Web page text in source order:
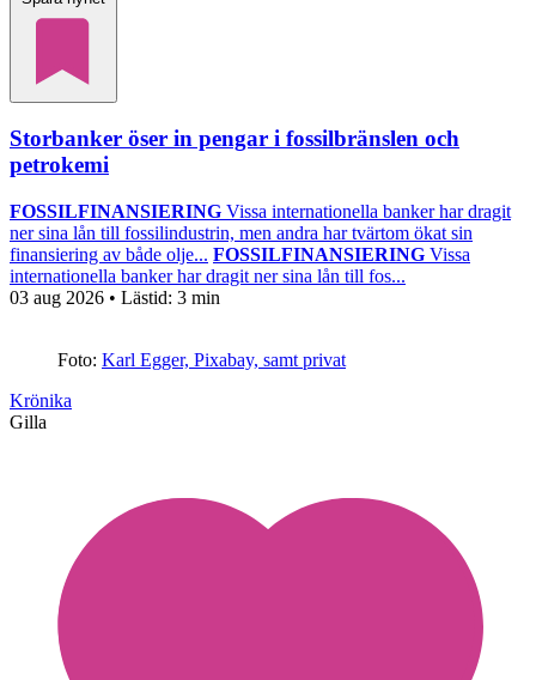
Storbanker öser in pengar i fossilbränslen och
petrokemi
FOSSILFINANSIERING Vissa internationella banker har dragit
ner sina lån till fossilindustrin, men andra har tvärtom ökat sin
finansiering av både olje... FOSSILFINANSIERING Vissa
internationella banker har dragit ner sina lån till fos...
03 aug 2026 • Lästid: 3 min
Foto: Karl Egger, Pixabay, samt privat
Krönika
Gilla